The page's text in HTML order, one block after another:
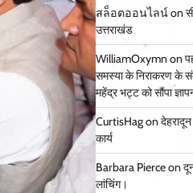
สล็อตออนไลน์on
उत्तराखंड
WilliamOxymnon
समस्या के निराकरण के
महेंद्र भट्ट को सौंपा
CurtisHagon
कार्य
Barbara Pierceon
लांचिंग।